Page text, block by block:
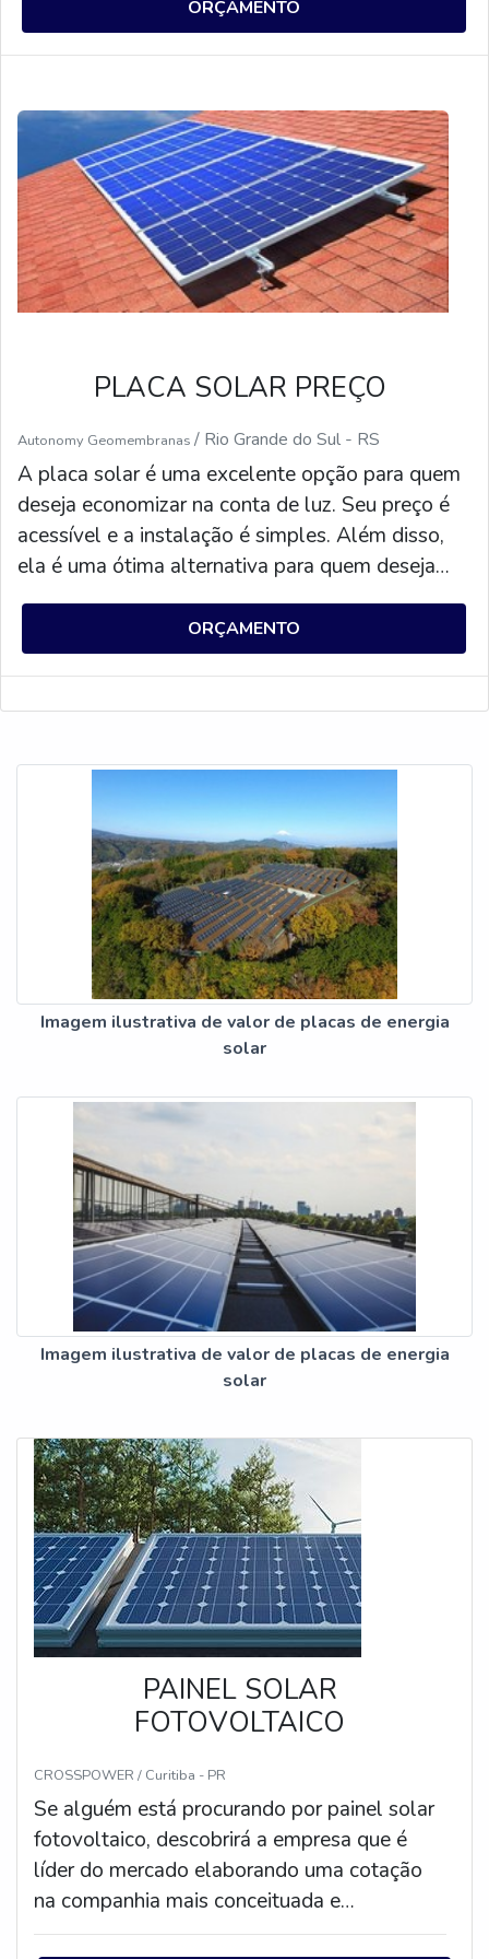
empresas e outros locais. Além disso, as placas
solares fotovoltaicas são eficientes, duráveis e
energia, pois a energia solar é gratuita.
ORÇAMENTO
PLACA SOLAR PREÇO
Autonomy Geomembranas / Rio Grande do Sul - RS
A placa solar é uma excelente opção para quem
deseja economizar na conta de luz. Seu preço é
acessível e a instalação é simples. Além disso,
ela é uma ótima alternativa para quem deseja
contribuir com o meio ambiente, pois não emite
gases poluentes. Por isso, aproveite e adquira já
a sua placa solar com preço acessível.
ORÇAMENTO
Imagem ilustrativa de valor de placas de energia
solar
Imagem ilustrativa de valor de placas de energia
solar
PAINEL SOLAR
FOTOVOLTAICO
CROSSPOWER / Curitiba - PR
Se alguém está procurando por painel solar
fotovoltaico, descobrirá a empresa que é
líder do mercado elaborando uma cotação
na companhia mais conceituada e
conhecendo detalhes sobre a melhor em